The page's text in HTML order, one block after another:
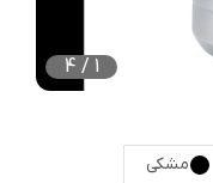
1
/
4
مشکی